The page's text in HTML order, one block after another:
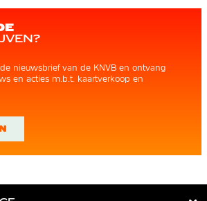
nieuwsbrief van de KNVB en ontvang
en acties m.b.t. kaartverkoop en